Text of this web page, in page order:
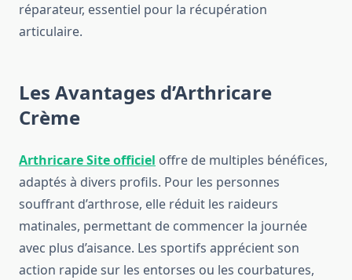
réparateur, essentiel pour la récupération
articulaire.
Les Avantages d’Arthricare
Crème
Arthricare Site officiel offre de multiples bénéfices,
adaptés à divers profils. Pour les personnes
souffrant d’arthrose, elle réduit les raideurs
matinales, permettant de commencer la journée
avec plus d’aisance. Les sportifs apprécient son
action rapide sur les entorses ou les courbatures,